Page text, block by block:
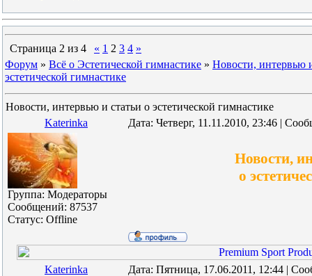
Страница 2 из 4 « 1 2 3 4 »
Форум » Всё о Эстетической гимнастике » Новости, интервью
эстетической гимнастике
Новости, интервью и статьи о эстетической гимнастике
Katerinka
Дата: Четверг, 11.11.2010, 23:46 |
Группа: Модераторы
Сообщений: 87537
Статус: Offline
Новости,
о
Katerinka Дата: Пятница, 17.06.2011, 12:44 |